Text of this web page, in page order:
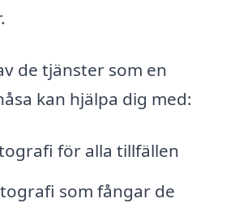
de tjänster som en
kan hjälpa dig med:
för alla tillfällen
som fångar de